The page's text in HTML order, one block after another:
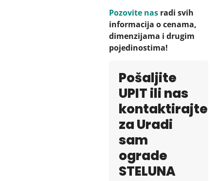
Pozovite nas radi svih
informacija o cenama,
dimenzijama i drugim
pojedinostima!
Pošaljite
UPIT ili nas
kontaktirajte
za Uradi
sam
ograde
STELUNA